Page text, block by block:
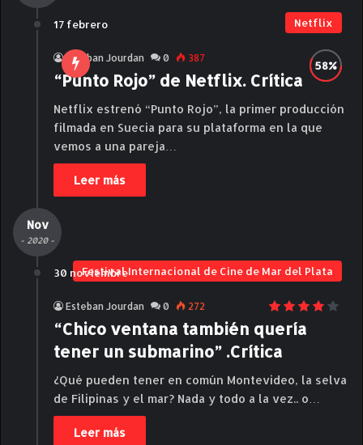
17 febrero Netflix
Esteban Jourdan 0 387
“Punto Rojo” de Netflix. Crítica
Netflix estrenó “Punto Rojo”, la primer producción
filmada en Suecia para su plataforma en la que
vemos a una pareja…
Leer más
Nov
- 2020 -
30 noviembre
Festival Internacional de Cine de Mar del Plata
Esteban Jourdan 0 272
“Chico ventana también quería
tener un submarino” .Crítica
¿Qué pueden tener en común Montevideo, la selva
de Filipinas y el mar? Nada y todo a la vez.. o…
Leer más